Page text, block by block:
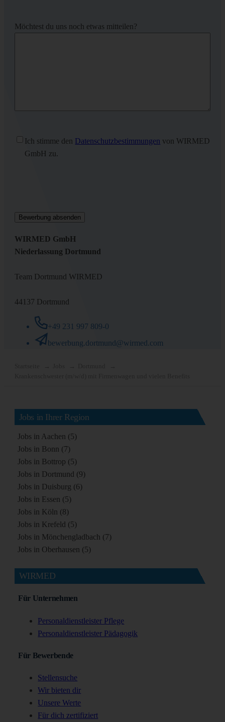
Möchtest du uns noch etwas mitteilen?
Ohne
Titel(erforderlich)
Ich stimme den Datenschutzbestimmungen von WIRMED
GmbH zu.
WIRMED GmbH
Niederlassung Dortmund
Team Dortmund WIRMED
44137 Dortmund
+49 231 997 809-0
bewerbung.dortmund@wirmed.com
Jobs in Ihrer Region
Jobs in Aachen (5)
Jobs in Bonn (7)
Jobs in Bottrop (5)
Jobs in Dortmund (9)
Jobs in Duisburg (6)
Jobs in Essen (5)
Jobs in Köln (8)
Jobs in Krefeld (5)
Jobs in Mönchengladbach (7)
Jobs in Oberhausen (5)
WIRMED
Für Unternehmen
Personaldienstleister Pflege
Personaldienstleister Pädagogik
Für Bewerbende
Stellensuche
Wir bieten dir
Unsere Werte
Für dich zertifiziert